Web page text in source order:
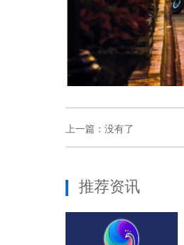
上一篇：没有了
推荐资讯